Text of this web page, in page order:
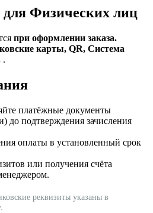
Физических лиц
при оформлении заказа.
карты, QR, Система
.
платёжные документы
до подтверждения зачисления
оплаты в установленный срок
или получения счёта
реквизиты указаны в